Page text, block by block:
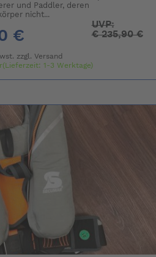
und Paddler, deren
nicht...
€
UVP:
€235,90 €
zzgl. Versand
1-3 Werktage)